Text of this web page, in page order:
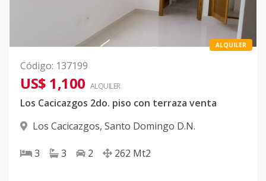
ALQUILER
Código: 137199
US$ 1,100 ALQUILER
Los Cacicazgos 2do. piso con terraza venta
Los Cacicazgos, Santo Domingo D.N.
3 3 2 262 Mt2